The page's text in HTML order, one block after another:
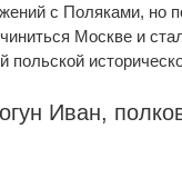
с Поляками, но
Москве и
польской
Иван,